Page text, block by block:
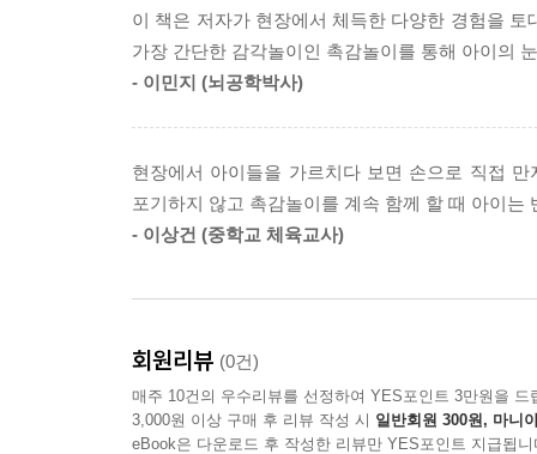
어떤 방법이든 상관없습니다. 아이가 손으로 만지
리니까요.
--- p.63
다. 함께해야 놀이가 됩니다. 놀이는 아이 발달에
함께한다는 것은 새로운 것, 낯선 것, 어려운 것,
것들을 받아들이면서 아이는 자신의 능력을 키우
놀이를 하세요. 먹는 시늉을 하면서 “아~ 맛있다.
상상력이 좋아집니다. 역할 놀이, 상상 놀이가 가능
--- p.83
◆ 1부. 내 아이를 금손으로 만드는 촉감놀이
아이에게 촉감놀이가 필요한 이유를 살펴보고, 아
◆ 2부. 촉감놀이 이렇게 하세요
아이와 촉감놀이를 하기 전에 미리 알아두어야 할
◆ 3부. 촉감놀이 이런 게 궁금해요
아이와 함께 촉감놀이를 하면서 겪게 되는 다양
◆ 4부. 만질수록 똑똑해지는 촉감놀이 76가지
아이는 세상을 손으로 만난다. 부드러운 것과 거
만지고, 누르고, 주무르고, 뭉치는 경험은 단순
이 책은 저자가 현장에서 체득한 다양한 경험을
가장 간단한 감각놀이인 촉감놀이를 통해 아이의
- 이민지 (뇌공학박사)
현장에서 아이들을 가르치다 보면 손으로 직접
포기하지 않고 촉감놀이를 계속 함께 할 때 아이
- 이상건 (중학교 체육교사)
회원리뷰 (0건)
매주 10건의 우수리뷰를 선정하여 YES포인트 3만원을 드
3,000원 이상 구매 후 리뷰 작성 시 일반회원 300원, 마니
eBook은 다운로드 후 작성한 리뷰만 YES포인트 지급됩니